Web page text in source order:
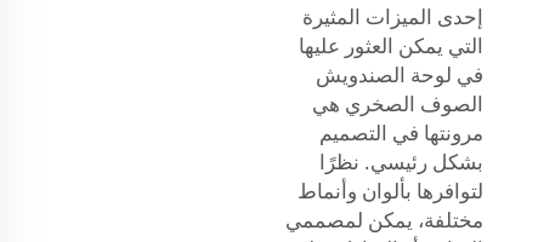
إحدى الميزات المثيرة
التي يمكن العثور عليها
في لوحة الصندويش
الصوف الصخري هي
مرونتها في التصميم
بشكل رئيسي. نظرًا
لتوافرها بألوان وأنماط
مختلفة، يمكن لمصممي